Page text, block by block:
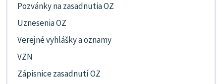
Pozvánky na zasadnutia OZ
Uznesenia OZ
Verejné vyhlášky a oznamy
VZN
Zápisnice zasadnutí OZ